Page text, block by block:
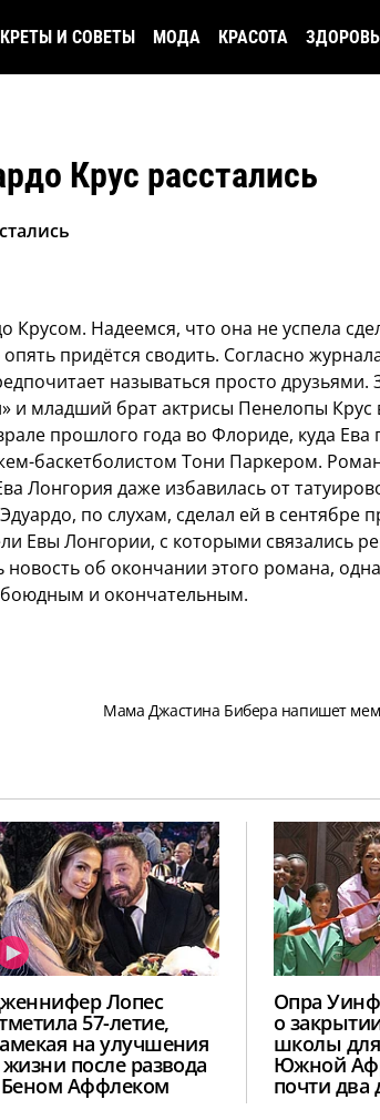
И СОВЕТЫ МОДА КРАСОТА
Крус расстались
Крусом. Надеемся, что она не успела
придётся сводить. Согласно
называться просто друзьями.
и младший брат актрисы Пенелопы Крус
прошлого года во Флориде, куда Ева
баскетболистом Тони Паркером.
Лонгория даже избавилась от
по слухам, сделал ей в сентябре
Евы Лонгории, с которыми связались
об окончании этого романа,
и окончательным.
Мама Джастина Бибера напишет
Лопес
57-летие,
на улучшения
после развода
Беном Аффлеком
Опра
о
школы
Южной
почти два